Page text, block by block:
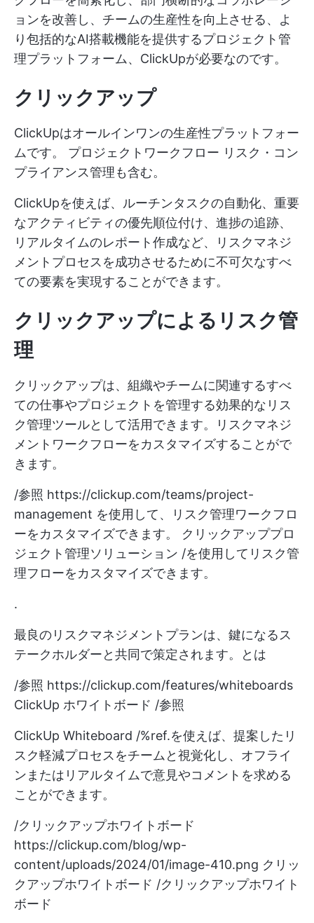
ョンを改善し、チームの生産性を向上させる、よ
り包括的なAI搭載機能を提供するプロジェクト管
理プラットフォーム、ClickUpが必要なのです。
クリックアップ
ClickUpはオールインワンの生産性プラットフォー
ムです。 プロジェクトワークフロー リスク・コン
プライアンス管理も含む。
ClickUpを使えば、ルーチンタスクの自動化、重要
なアクティビティの優先順位付け、進捗の追跡、
リアルタイムのレポート作成など、リスクマネジ
メントプロセスを成功させるために不可欠なすべ
ての要素を実現することができます。
クリックアップによるリスク管
理
クリックアップは、組織やチームに関連するすべ
ての仕事やプロジェクトを管理する効果的なリス
ク管理ツールとして活用できます。リスクマネジ
メントワークフローをカスタマイズすることがで
きます。
/参照 https://clickup.com/teams/project-
management を使用して、リスク管理ワークフロ
ーをカスタマイズできます。 クリックアッププロ
ジェクト管理ソリューション /を使用してリスク管
理フローをカスタマイズできます。
.
最良のリスクマネジメントプランは、鍵になるス
テークホルダーと共同で策定されます。とは
/参照 https://clickup.com/features/whiteboards
ClickUp ホワイトボード /参照
ClickUp Whiteboard /%ref.を使えば、提案したリ
スク軽減プロセスをチームと視覚化し、オフライ
ンまたはリアルタイムで意見やコメントを求める
ことができます。
/クリックアップホワイトボード
https://clickup.com/blog/wp-
content/uploads/2024/01/image-410.png クリッ
クアップホワイトボード /クリックアップホワイト
ボード